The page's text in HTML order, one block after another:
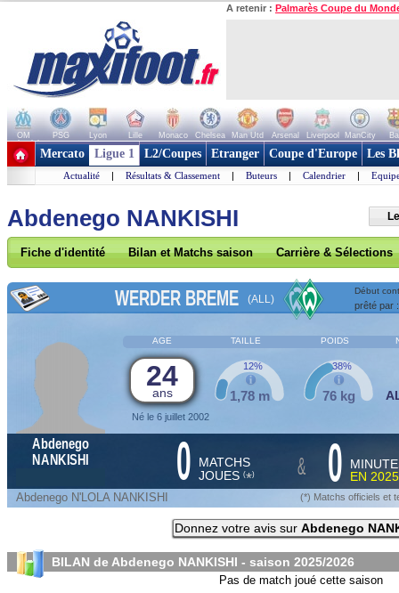
A retenir : Palmarès Coupe du
OM PSG Lyon Lille Monaco Chelsea Man Utd Arsenal Liverpool ManCity
+ de clubs
Mercato Ligue 1 L2/Coupes Etranger Coupe d'Europe Les
Actualité | Résultats & Classement | Buteurs | Calendrier |
Abdenego NANKISHI
Fiche d'identité Bilan et Matchs saison Carrière & Sélections
WERDER BREME (ALL)
Début
prêté par
AGE TAILLE POIDS
24
ans
Né le 6 juillet 2002
1,78 m
12%
76 kg
38%
Abdenego
NANKISHI
0 MATCHS
JOUES (*) & 0
EN
Abdenego N'LOLA NANKISHI (*) Matchs officiels et
Donnez votre avis sur Abdenego
BILAN de Abdenego NANKISHI - saison 2025/2026
Pas de match joué cette saison